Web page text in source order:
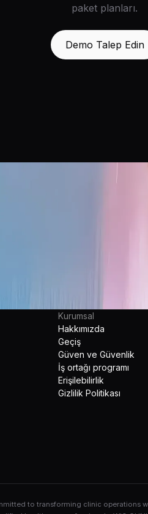
paket planları.
Demo Talep Edin
Kurumsal
Hakkımızda
Geçiş
Güven ve Güvenlik
İş ortağı programı
Erişilebilirlik
Gizlilik Politikası
to transforming clinic operations